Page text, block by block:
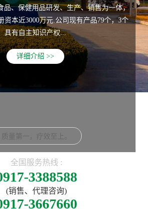
品、保健用品研发、生产、销售为一体，
资本近3000万元.公司现有产品79个，3个
具有自主知识产权...
详细介绍 >>
质量第一，疗效至上。
全国服务热线 :
3388588
(销售、代理咨询)
3667660